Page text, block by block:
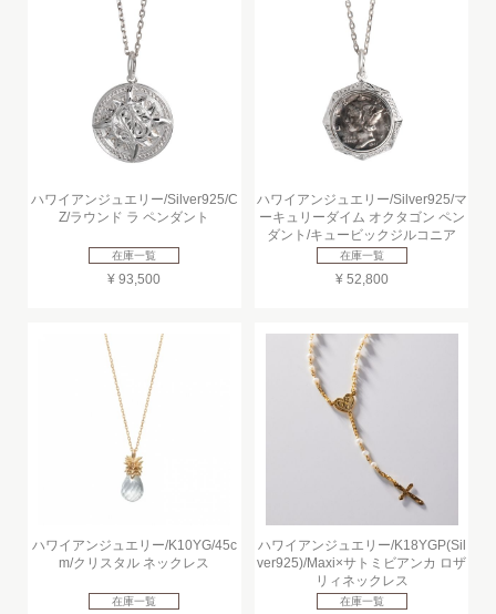
ハワイアンジュエリー/Silver925/C
Z/ラウンド ラ ペンダント
在庫一覧
¥ 93,500
ハワイアンジュエリー/Silver925/マ
ーキュリーダイム オクタゴン ペン
ダント/キュービックジルコニア
在庫一覧
¥ 52,800
ハワイアンジュエリー/K10YG/45c
m/クリスタル ネックレス
在庫一覧
ハワイアンジュエリー/K18YGP(Sil
ver925)/Maxi×サトミビアンカ ロザ
リィネックレス
在庫一覧